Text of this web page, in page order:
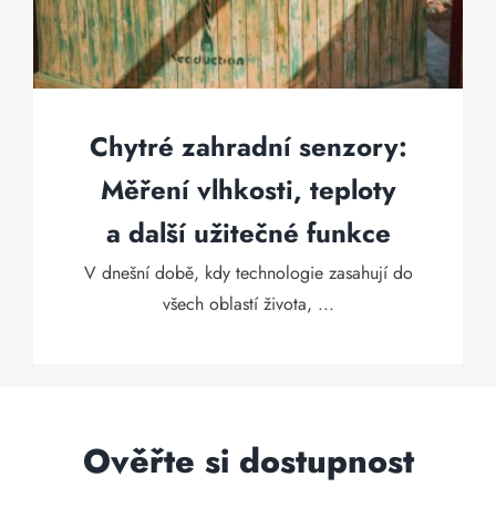
Chytré zahradní senzory:
Měření vlhkosti, teploty
a další užitečné funkce
V dnešní době, kdy technologie zasahují do
všech oblastí života, ...
Ověřte si dostupnost